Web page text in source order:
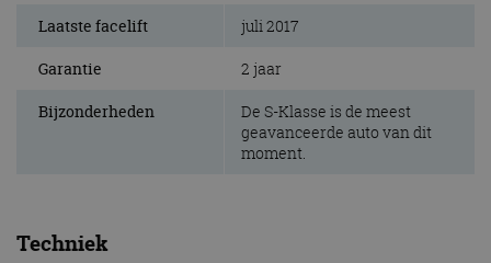
Laatste facelift juli 2017
Garantie 2 jaar
Bijzonderheden
De S-Klasse is de meest
geavanceerde auto van dit
moment.
Techniek